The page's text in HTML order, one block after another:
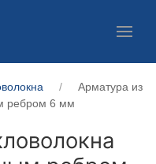
Арматура из
ребром 6 мм